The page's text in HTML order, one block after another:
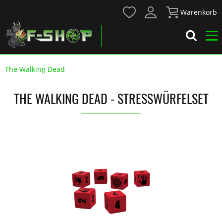
Warenkorb
The Walking Dead
THE WALKING DEAD - STRESSWÜRFELSET